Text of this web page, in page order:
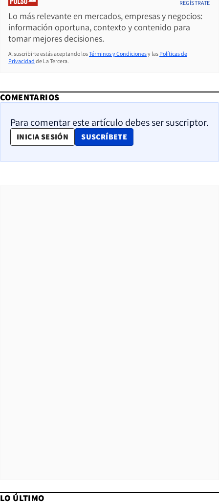
Lo más relevante en mercados, empresas y negocios:
información oportuna, contexto y contenido para
tomar mejores decisiones.
REGÍSTRATE
Al suscribirte estás aceptando losTérminos y Condicionesy las Políticas de
Privacidad de La Tercera.
COMENTARIOS
Para comentar este artículo debes ser suscriptor.
INICIA SESIÓN SUSCRÍBETE
OPENS IN NEW WINDOW
LO ÚLTIMO